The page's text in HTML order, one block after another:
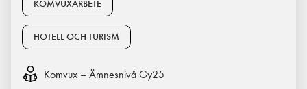
KOMVUXARBETE
HOTELL OCH TURISM
Komvux – Ämnesnivå Gy25